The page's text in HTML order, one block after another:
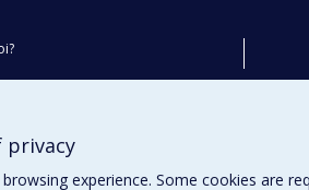
privacy
experience. Some cookies are